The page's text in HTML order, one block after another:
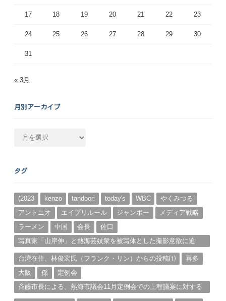
17 18 19 20 21 22 23
24 25 26 27 28 29 30
31
« 3月
月別アーカイブ
カ
ブ
タグ
(2023 kenzo tandoori today's WBC
やくみつる
アントニオ
エイプリルール ジャンボー
メディア戦略
ラーメン
中国 会長
佐口
写真家「山岸伸」と熱海芸妓衆を被写体とした撮影意欲に迫
台湾在住、林俊宏氏（フランク・リン）からの投稿⑴
喜多
大阪
孫
定例会
斉藤市長による、熱海市議会11月定例会での上程議案に対する